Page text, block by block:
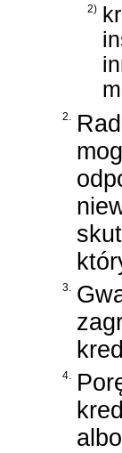
2)
2.
3.
4.